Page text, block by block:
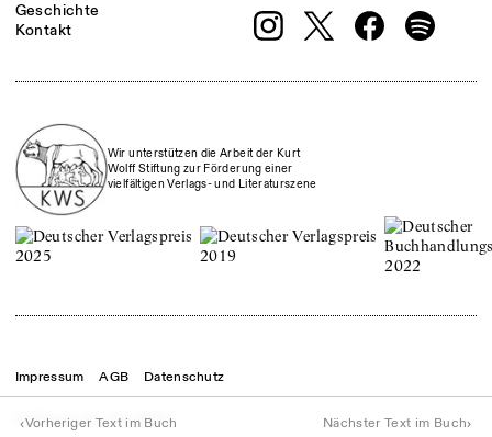
‹Vorheriger Text im Buch Nächster Text im Buch›
Geschichte
Kontakt
Wir unterstützen die Arbeit der Kurt
Wolff Stiftung zur Förderung einer
vielfältigen Verlags- und Literaturszene
© Theater der Zeit2026
Impressum AGB Datenschutz